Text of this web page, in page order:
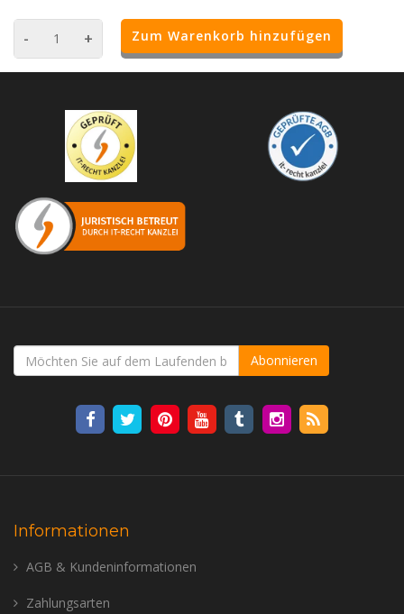
- + Zum Warenkorb hinzufügen
Abonnieren
Informationen
AGB & Kundeninformationen
Zahlungsarten